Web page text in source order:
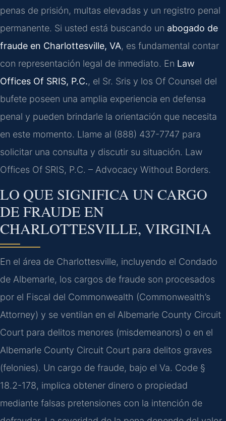
penas de prisión, multas elevadas y un registro penal
permanente. Si usted está buscando un abogado de
fraude en Charlottesville, VA, es fundamental contar
con representación legal de inmediato. En Law
Offices Of SRIS, P.C., el Sr. Sris y los Of Counsel del
bufete poseen una amplia experiencia en defensa
penal y pueden brindarle la orientación que necesita
en este momento. Llame al (888) 437-7747 para
solicitar una consulta y discutir su situación. Law
Offices Of SRIS, P.C. – Advocacy Without Borders.
LO QUE SIGNIFICA UN CARGO
DE FRAUDE EN
CHARLOTTESVILLE, VIRGINIA
En el área de Charlottesville, incluyendo el Condado
de Albemarle, los cargos de fraude son procesados
por el Fiscal del Commonwealth (Commonwealth’s
Attorney) y se ventilan en el Albemarle County Circuit
Court para delitos menores (misdemeanors) o en el
Albemarle County Circuit Court para delitos graves
(felonies). Un cargo de fraude, bajo el Va. Code §
18.2-178, implica obtener dinero o propiedad
mediante falsas pretensiones con la intención de